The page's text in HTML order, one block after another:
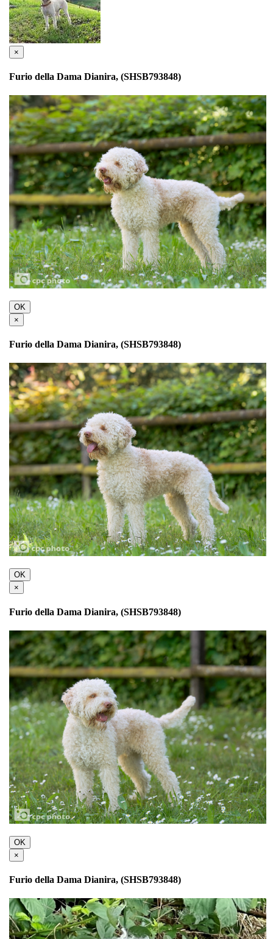
×
Furio della Dama Dianira, (SHSB793848)
OK
×
Furio della Dama Dianira, (SHSB793848)
OK
×
Furio della Dama Dianira, (SHSB793848)
OK
×
Furio della Dama Dianira, (SHSB793848)